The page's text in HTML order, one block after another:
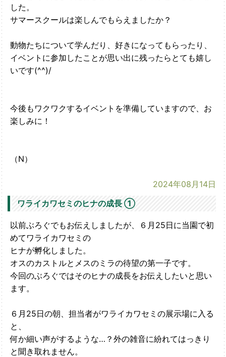
した。
サマースクールは楽しんでもらえましたか？
動物たちについて学んだり、好きになってもらったり、
イベントに参加したことが思い出に残ったらとても嬉し
いです(^^)/
今後もワクワクするイベントを準備していますので、お
楽しみに！
（N）
2024年08月14日
ワライカワセミのヒナの成長 ①
以前ぶろぐでもお伝えしましたが、６月25日に当園で初
めてワライカワセミの
ヒナが孵化しました。
オスのカストルとメスのミラの待望の第一子です。
今回のぶろぐではそのヒナの成長をお伝えしたいと思い
ます。
６月25日の朝、担当者がワライカワセミの展示場に入る
と、
何か細い声がするような…？外の雑音に紛れてはっきり
と聞き取れません。